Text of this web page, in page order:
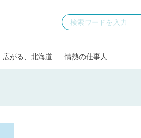
広がる、北海道 情熱の仕事人